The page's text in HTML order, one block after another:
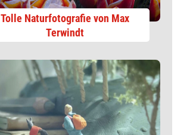
Tolle Naturfotografie von Max
Terwindt